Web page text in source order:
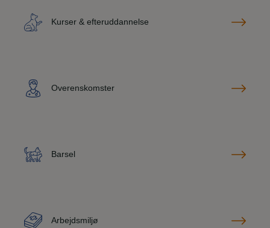
Kurser & efteruddannelse
Overenskomster
Barsel
Arbejdsmiljø